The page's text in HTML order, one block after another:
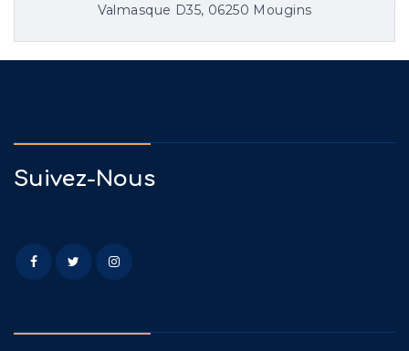
Valmasque D35, 06250 Mougins
Suivez-Nous